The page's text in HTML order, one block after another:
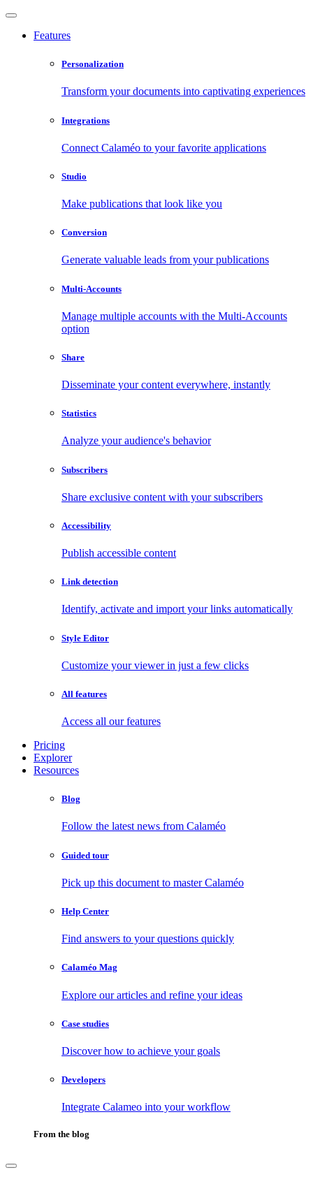
Features
Personalization
Transform your documents into captivating experiences
Integrations
Connect Calaméo to your favorite applications
Studio
Make publications that look like you
Conversion
Generate valuable leads from your publications
Multi-Accounts
Manage multiple accounts with the Multi-Accounts
option
Share
Disseminate your content everywhere, instantly
Statistics
Analyze your audience's behavior
Subscribers
Share exclusive content with your subscribers
Accessibility
Publish accessible content
Link detection
Identify, activate and import your links automatically
Style Editor
Customize your viewer in just a few clicks
All features
Access all our features
Pricing
Explorer
Resources
Blog
Follow the latest news from Calaméo
Guided tour
Pick up this document to master Calaméo
Help Center
Find answers to your questions quickly
Calaméo Mag
Explore our articles and refine your ideas
Case studies
Discover how to achieve your goals
Developers
Integrate Calameo into your workflow
From the blog